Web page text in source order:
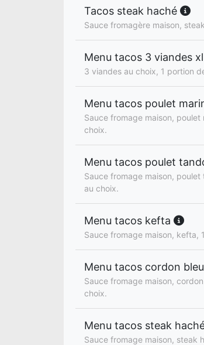
Tacos steak haché
Sauce fromagère maison,
Menu tacos 3 viandes xl
3 viandes au choix, 1 portion
Menu tacos poulet
Sauce fromage maison,
choix.
Menu tacos poulet
Sauce fromage maison,
au choix.
Menu tacos kefta
Sauce fromage maison, kefta,
Menu tacos cordon bleu
Sauce fromage maison,
choix.
Menu tacos steak
Sauce fromage maison, steak